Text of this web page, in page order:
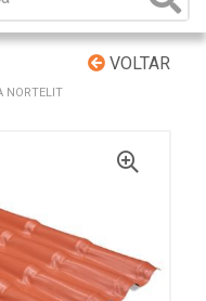
VOLTAR
NORTELIT